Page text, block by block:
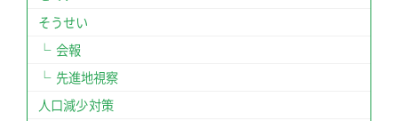
そうせい
会報
先進地視察
人口減少対策